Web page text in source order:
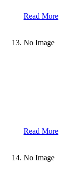
Read More
No Image
Read More
No Image